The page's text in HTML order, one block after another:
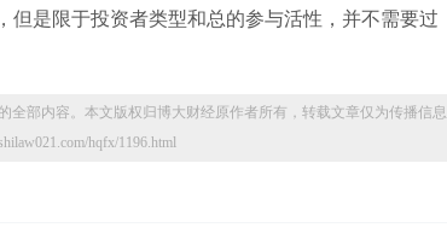
是限于投资者类型和总的参与活性，并不需要过
全部内容。本文版权归博大财经原作者所有，转载文章仅为传播信息
hqfx/1196.html